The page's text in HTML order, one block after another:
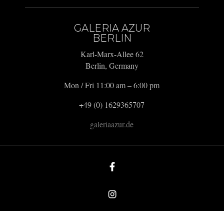
GALERIA AZUR
BERLIN
Karl-Marx-Allee 62
Berlin, Germany
Mon / Fri 11:00 am – 6:00 pm
+49 (0) 1629365707
galeriaazur.de